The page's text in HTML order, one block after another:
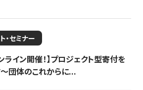
・セミナー
ライン開催！】プロジェクト型寄付を
団体のこれからに...